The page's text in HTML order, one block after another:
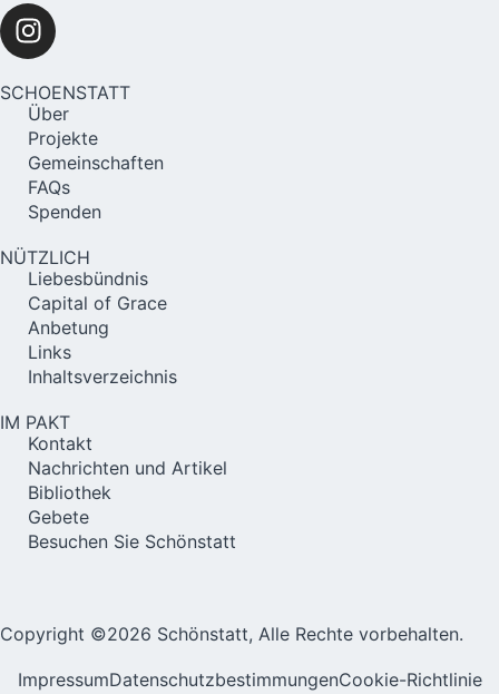
SCHOENSTATT
Über
Projekte
Gemeinschaften
FAQs
Spenden
NÜTZLICH
Liebesbündnis
Capital of Grace
Anbetung
Links
Inhaltsverzeichnis
IM PAKT
Kontakt
Nachrichten und Artikel
Bibliothek
Gebete
Besuchen Sie Schönstatt
Copyright ©2026 Schönstatt, Alle Rechte vorbehalten.
ImpressumDatenschutzbestimmungenCookie-Richtlinie